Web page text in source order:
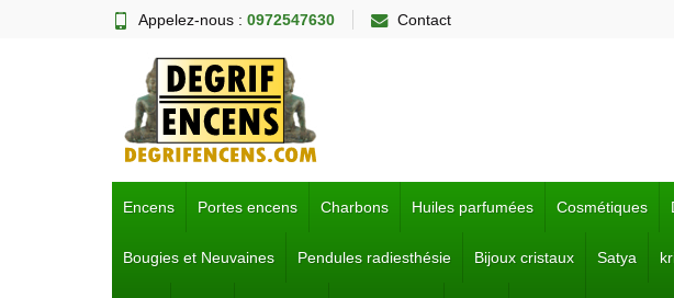
Appelez-nous : 0972547630 Contact
Encens Portes encens Charbons Huiles parfumées Cosmétiques
Bougies et Neuvaines Pendules radiesthésie Bijoux cristaux Satya